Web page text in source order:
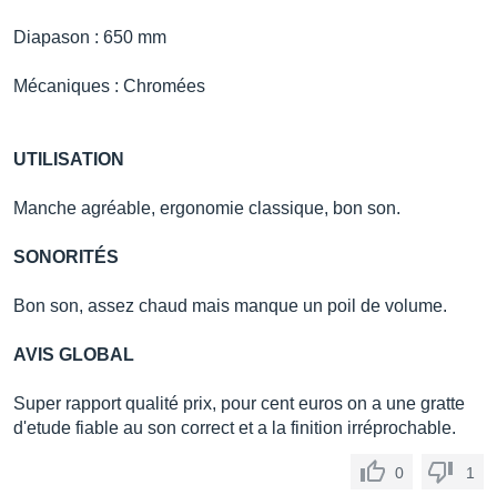
Diapason : 650 mm
Mécaniques : Chromées
UTILISATION
Manche agréable, ergonomie classique, bon son.
SONORITÉS
Bon son, assez chaud mais manque un poil de volume.
AVIS GLOBAL
Super rapport qualité prix, pour cent euros on a une gratte
d'etude fiable au son correct et a la finition irréprochable.
0 1